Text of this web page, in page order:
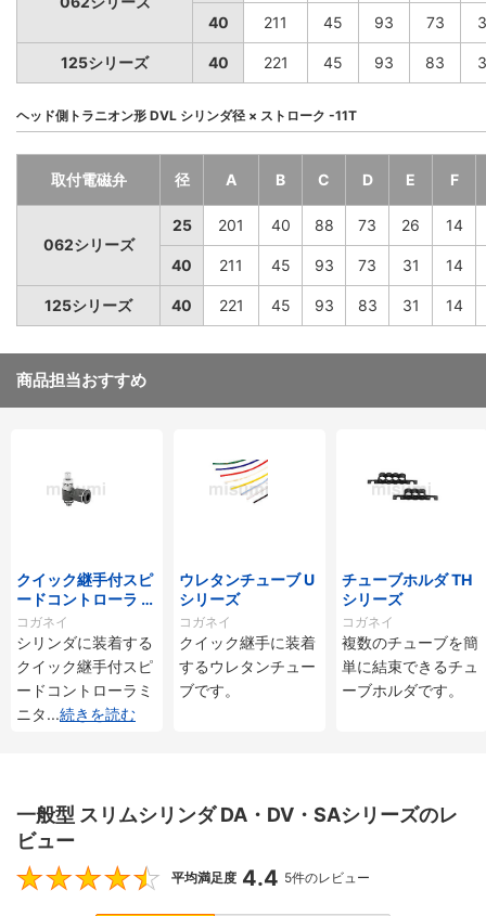
40 211 45 93 73
125シリーズ 40 221 45 93 83
ヘッド側トラニオン形 DVL シリンダ径 × ストローク -11T
取付電磁弁 径 A B C D E F
062シリーズ
25 201 40 88 73 26 14
40 211 45 93 73 31 14
125シリーズ 40 221 45 93 83 31 14
商品担当おすすめ
クイック継手付スピ
ードコントローラ ス
タンダードタイプ S
C□-M・SS□-Mシ
リーズ
コガネイ
シリンダに装着する
クイック継手付スピ
ードコントローラミ
ニタ...続きを読む
ウレタンチューブ U
シリーズ
コガネイ
クイック継手に装着
するウレタンチュー
ブです。
チューブホルダ TH
シリーズ
コガネイ
複数のチューブを簡
単に結束できるチュ
ーブホルダです。
一般型 スリムシリンダ DA・DV・SAシリーズのレ
ビュー
4.4
平均満足度 4.4 5件のレビュー